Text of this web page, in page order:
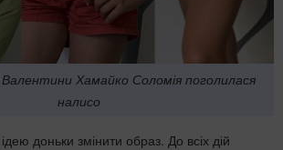
Валентини Хамайко Соломія поголилася
налисо
доньки змінити образ. До всіх дій